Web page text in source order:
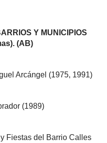
Y MUNICIPIOS
(AB)
Arcángel (1975, 1991)
(1989)
Fiestas del Barrio Calles